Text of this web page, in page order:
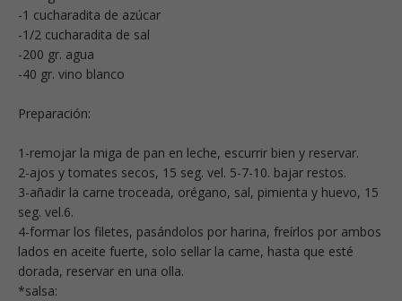
-1 cucharadita de azúcar
-1/2 cucharadita de sal
-200 gr. agua
-40 gr. vino blanco
Preparación:
1-remojar la miga de pan en leche, escurrir bien y reservar.
2-ajos y tomates secos, 15 seg. vel. 5-7-10. bajar restos.
3-añadir la carne troceada, orégano, sal, pimienta y huevo, 15
seg. vel.6.
4-formar los filetes, pasándolos por harina, freírlos por ambos
lados en aceite fuerte, solo sellar la carne, hasta que esté
dorada, reservar en una olla.
*salsa: